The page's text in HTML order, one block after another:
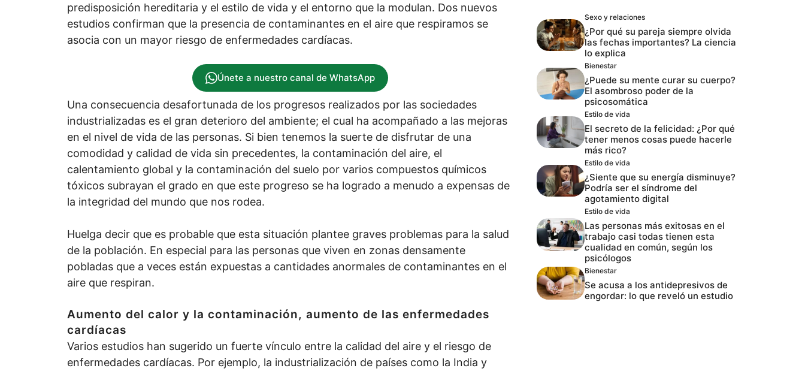
predisposición hereditaria y el estilo de vida y el entorno que la modulan. Dos nuevos
estudios confirman que la presencia de contaminantes en el aire que respiramos se
asocia con un mayor riesgo de enfermedades cardíacas.
Únete a nuestro canal de WhatsApp
Una consecuencia desafortunada de los progresos realizados por las sociedades
industrializadas es el gran deterioro del ambiente; el cual ha acompañado a las mejoras
en el nivel de vida de las personas. Si bien tenemos la suerte de disfrutar de una
comodidad y calidad de vida sin precedentes, la contaminación del aire, el
calentamiento global y la contaminación del suelo por varios compuestos químicos
tóxicos subrayan el grado en que este progreso se ha logrado a menudo a expensas de
la integridad del mundo que nos rodea.
Huelga decir que es probable que esta situación plantee graves problemas para la salud
de la población. En especial para las personas que viven en zonas densamente
pobladas que a veces están expuestas a cantidades anormales de contaminantes en el
aire que respiran.
Aumento del calor y la contaminación, aumento de las enfermedades
cardíacas
Varios estudios han sugerido un fuerte vínculo entre la calidad del aire y el riesgo de
enfermedades cardíacas. Por ejemplo, la industrialización de países como la India y
Sexo y relaciones
¿Por qué su pareja siempre olvida
las fechas importantes? La ciencia
lo explica
Bienestar
¿Puede su mente curar su cuerpo?
El asombroso poder de la
psicosomática
Estilo de vida
El secreto de la felicidad: ¿Por qué
tener menos cosas puede hacerle
más rico?
Estilo de vida
¿Siente que su energía disminuye?
Podría ser el síndrome del
agotamiento digital
Estilo de vida
Las personas más exitosas en el
trabajo casi todas tienen esta
cualidad en común, según los
psicólogos
Bienestar
Se acusa a los antidepresivos de
engordar: lo que reveló un estudio